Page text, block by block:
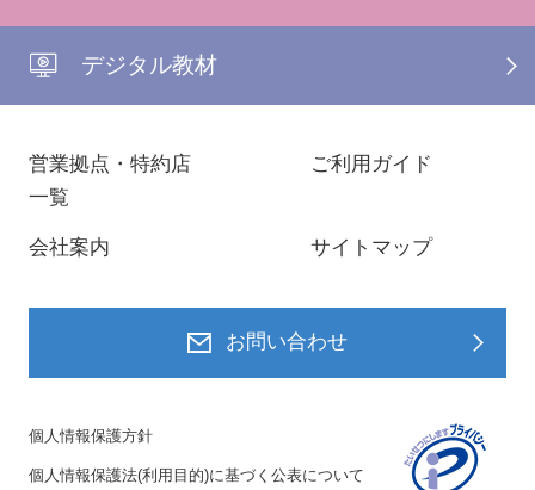
デジタル教材
営業拠点・特約店
一覧
ご利用ガイド
会社案内 サイトマップ
お問い合わせ
個人情報保護方針
個人情報保護法(利用目的)に基づく公表について